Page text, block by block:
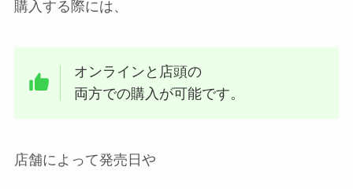
購入する際には、
オンラインと店頭の
両方での購入が可能です。
店舗によって発売日や